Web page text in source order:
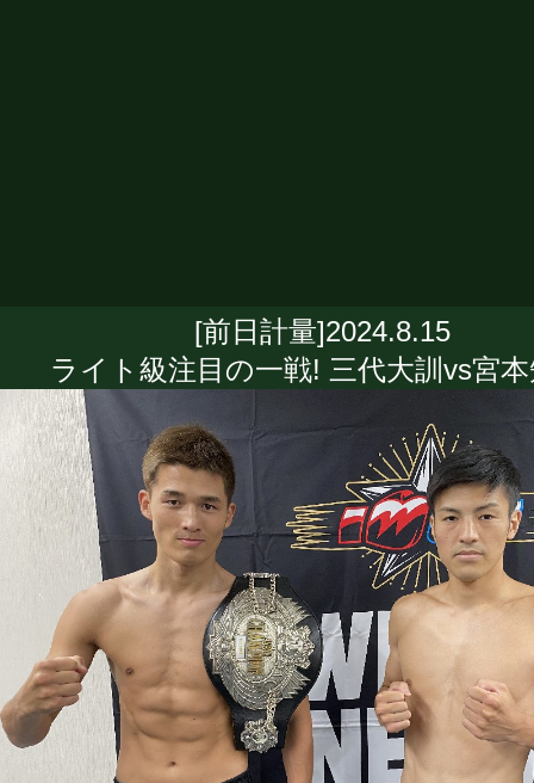
[前日計量]2024.8.15
ライト級注目の一戦! 三代大訓vs宮